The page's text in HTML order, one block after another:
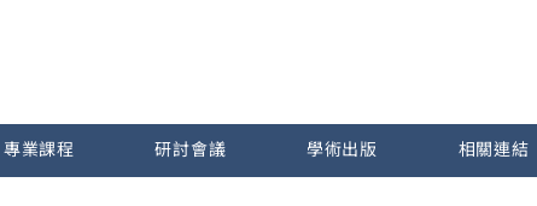
專業課程 研討會議 學術出版 相關連結